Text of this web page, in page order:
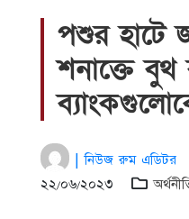
পশুর হাটে
শনাক্তে বুথ
| নিউজ রুম এডিটর
২২/০৬/২০২৩